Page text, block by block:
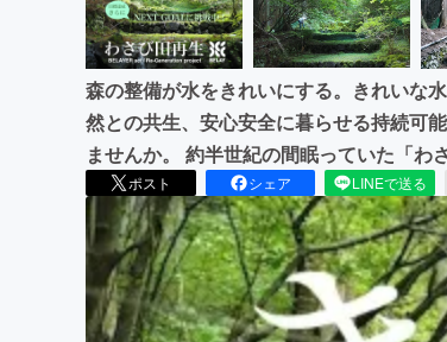
森の整備が水をきれいにする。きれいな
然との共生、安心安全に暮らせる持続可
ませんか。 約半世紀の間眠っていた「わ
ポスト シェア LINEで送る